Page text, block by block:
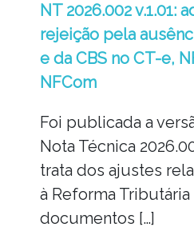
NT 2026.002 v.1.01:
rejeição pela
e da CBS no CT-e,
NFCom
Foi publicada a
Nota Técnica
trata dos ajustes
à Reforma Tributária
documentos […]